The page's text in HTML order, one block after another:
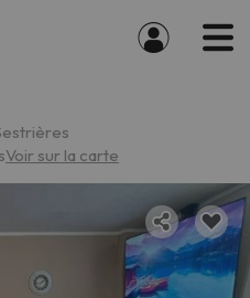
Voir sur la carte